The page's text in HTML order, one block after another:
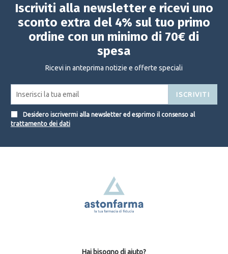
Iscriviti alla newsletter e ricevi uno
sconto extra del 4% sul tuo primo
ordine con un minimo di 70€ di
spesa
Ricevi in anteprima notizie e offerte speciali
ISCRIVITI
Desidero iscrivermi alla newsletter ed esprimo il consenso al
trattamento dei dati
Hai bisogno di aiuto?